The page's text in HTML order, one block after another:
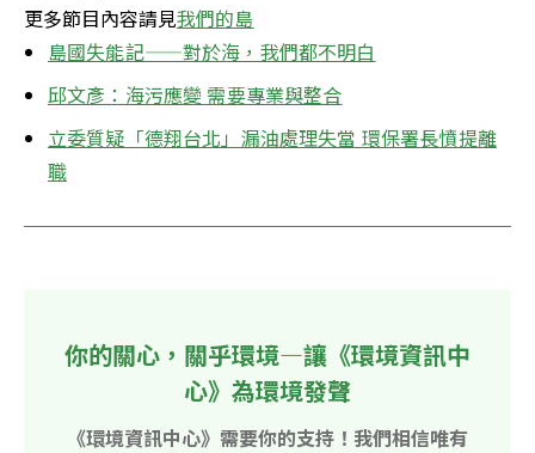
更多節目內容請見我們的島
島國失能記——對於海，我們都不明白
邱文彥：海污應變 需要專業與整合
立委質疑「德翔台北」漏油處理失當 環保署長憤提離
職
你的關心，關乎環境—讓《環境資訊中
心》為環境發聲
《環境資訊中心》需要你的支持！我們相信唯有